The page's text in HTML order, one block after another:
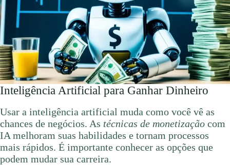
Inteligência Artificial para Ganhar Dinheiro
Usar a inteligência artificial muda como você vê as
chances de negócios. As técnicas de monetização com
IA melhoram suas habilidades e tornam processos
mais rápidos. É importante conhecer as opções que
podem mudar sua carreira.